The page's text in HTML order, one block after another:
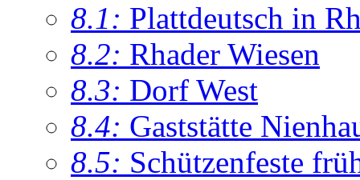
8.1: Plattdeutsch in
8.2: Rhader Wiesen
8.3: Dorf West
8.4: Gaststätte
8.5: Schützenfeste